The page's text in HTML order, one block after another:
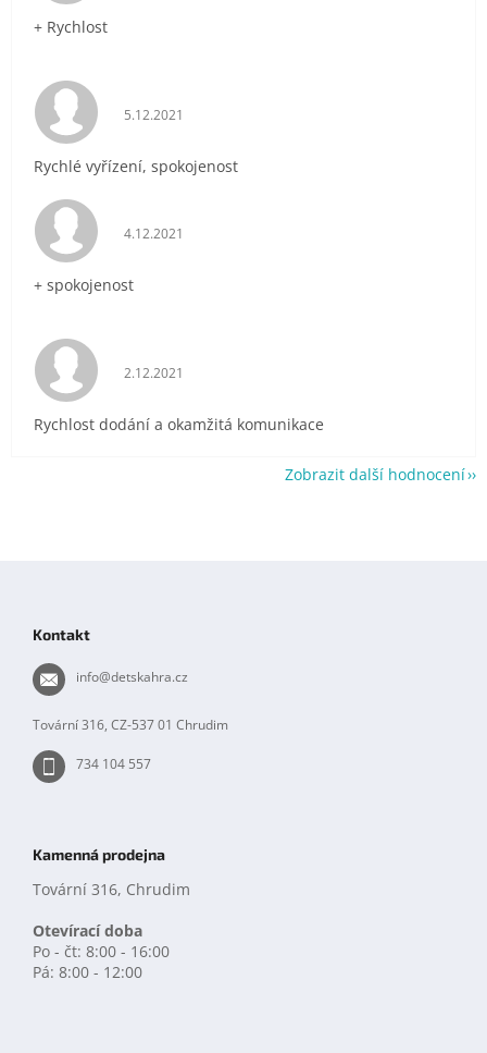
+ Rychlost
Hodnocení obchodu je 5 z 5 hvězdiček.
5.12.2021
Rychlé vyřízení, spokojenost
Hodnocení obchodu je 5 z 5 hvězdiček.
4.12.2021
+ spokojenost
Hodnocení obchodu je 5 z 5 hvězdiček.
2.12.2021
Rychlost dodání a okamžitá komunikace
Zobrazit další hodnocení
Kontakt
info@detskahra.cz
Tovární 316, CZ-537 01 Chrudim
734 104 557
Kamenná prodejna
Tovární 316, Chrudim
Otevírací doba
Po - čt: 8:00 - 16:00
Pá: 8:00 - 12:00